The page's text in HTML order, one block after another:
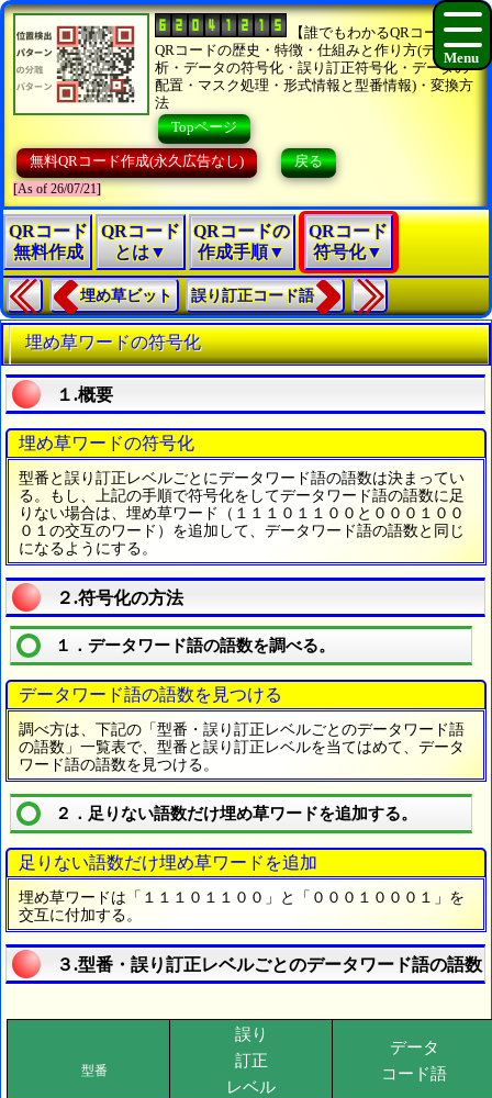
【誰でもわかるQRコード】
QRコードの歴史・特徴・仕組みと作り方(データ分
析・データの符号化・誤り訂正符号化・データの
配置・マスク処理・形式情報と型番情報)・変換方
法
Topページ
無料QRコード作成(永久広告なし) 戻る
[As of 26/07/21]
QRコード
無料作成
QRコード
とは▼
QRコードの
作成手順▼
QRコード
符号化▼
埋め草ビット 誤り訂正コード語
埋め草ワードの符号化
１.概要
埋め草ワードの符号化
型番と誤り訂正レベルごとにデータワード語の語数は決まってい
る。もし、上記の手順で符号化をしてデータワード語の語数に足
りない場合は、埋め草ワード（１１１０１１００と０００１００
０１の交互のワード）を追加して、データワード語の語数と同じ
になるようにする。
２.符号化の方法
１．データワード語の語数を調べる。
データワード語の語数を見つける
調べ方は、下記の「型番・誤り訂正レベルごとのデータワード語
の語数」一覧表で、型番と誤り訂正レベルを当てはめて、データ
ワード語の語数を見つける。
２．足りない語数だけ埋め草ワードを追加する。
足りない語数だけ埋め草ワードを追加
埋め草ワードは「１１１０１１００」と「０００１０００１」を
交互に付加する。
３.型番・誤り訂正レベルごとのデータワード語の語数
型番
誤り
訂正
レベル
データ
コード語